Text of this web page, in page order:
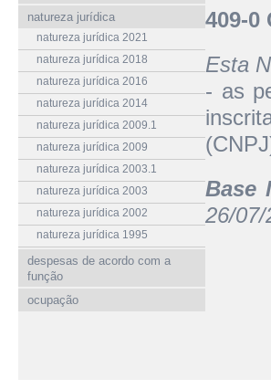
natureza jurídica
natureza jurídica 2021
natureza jurídica 2018
natureza jurídica 2016
natureza jurídica 2014
natureza jurídica 2009.1
natureza jurídica 2009
natureza jurídica 2003.1
natureza jurídica 2003
natureza jurídica 2002
natureza jurídica 1995
despesas de acordo com a
função
ocupação
409-0
Esta
- as
Base
26/07/